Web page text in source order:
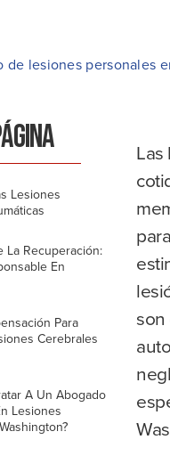
de lesiones personales
Lesiones
La Recuperación:
En
Para
Cerebrales
A Un Abogado
Lesiones